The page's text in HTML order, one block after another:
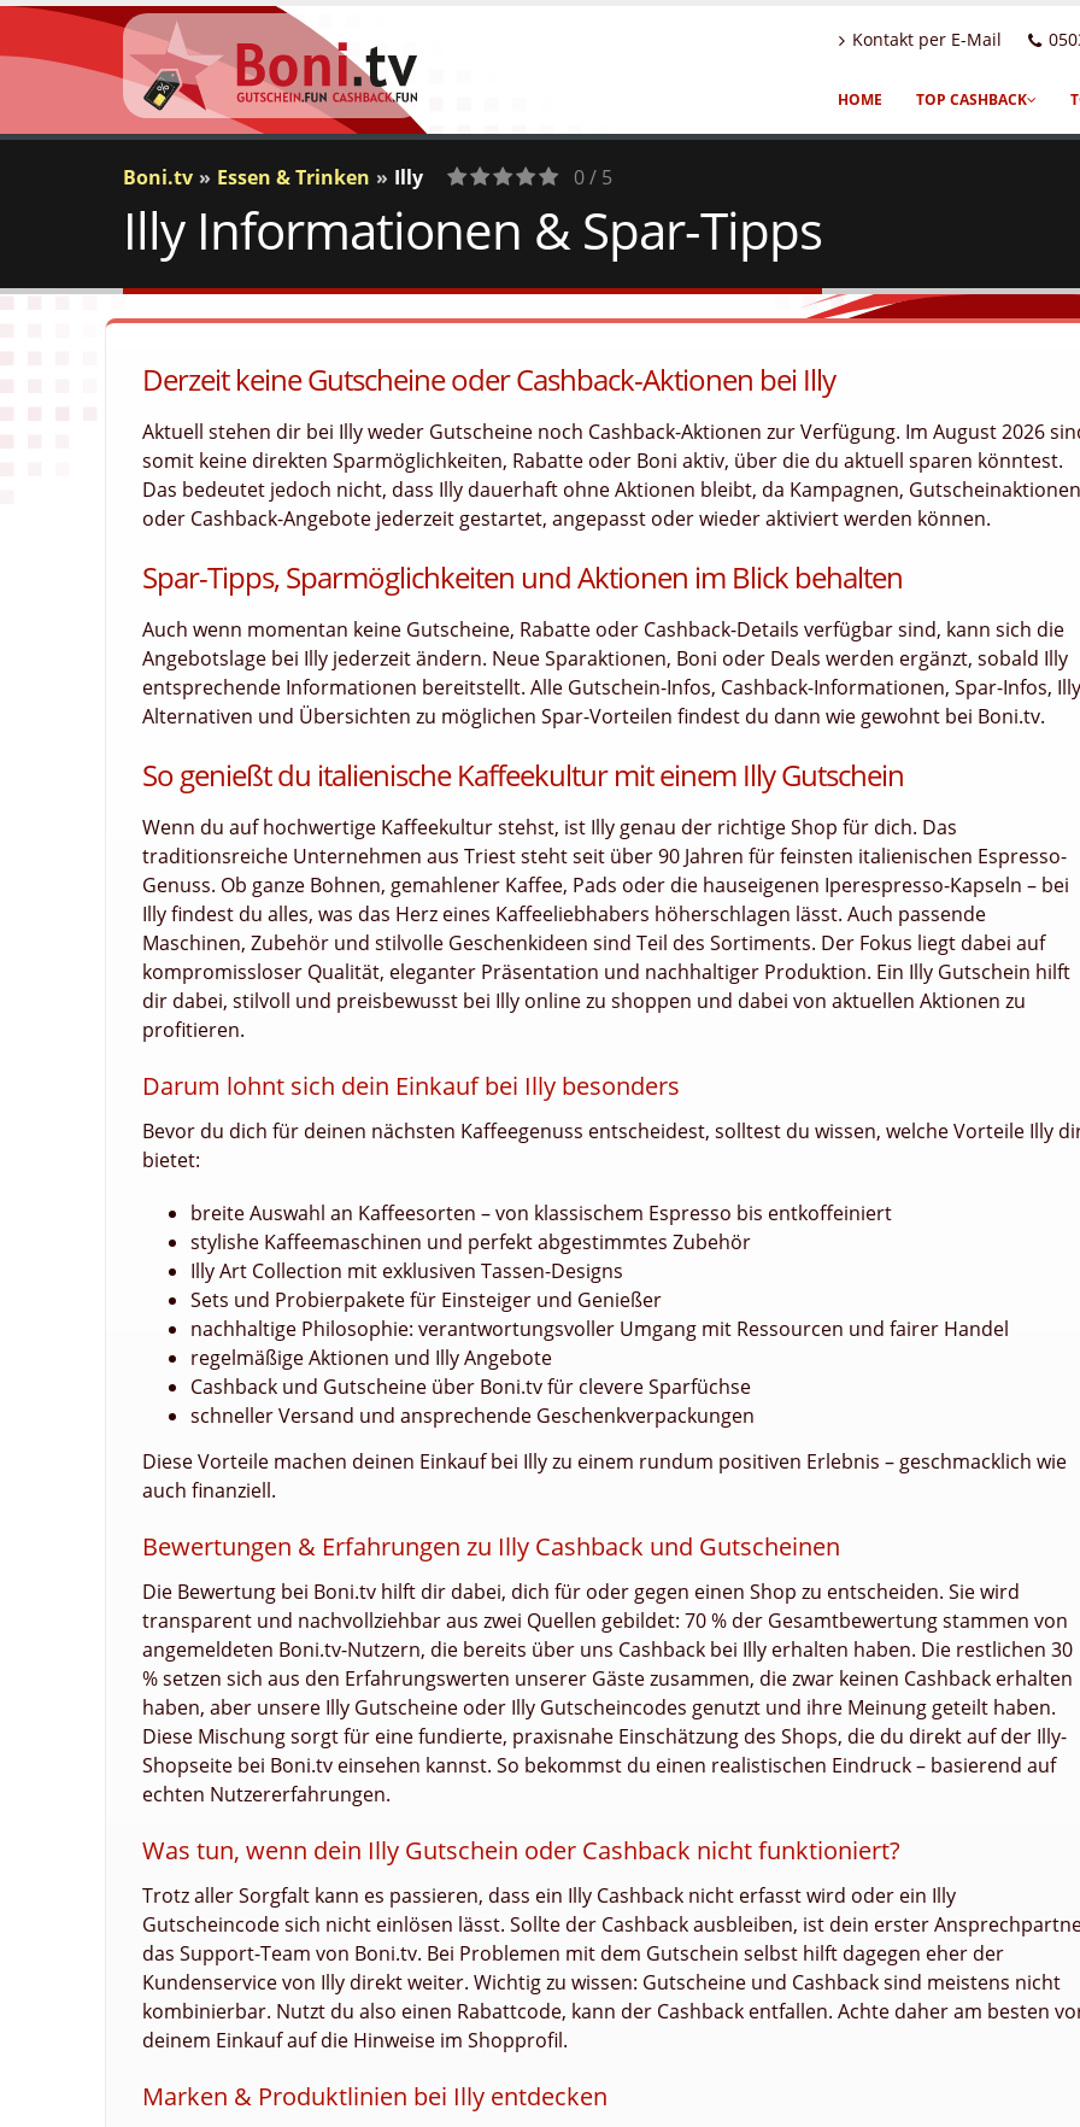
Kontakt per E-Mail
HOME TOP CASHBACK
Boni.tv Essen & Trinken Illy 0 / 5
Illy Informationen & Spar-Tipps
Derzeit keine Gutscheine oder Cashback-Aktionen bei Illy
Aktuell stehen dir bei Illy weder Gutscheine noch Cashback-Aktionen zur Verfügung. Im August 2026
somit keine direkten Sparmöglichkeiten, Rabatte oder Boni aktiv, über die du aktuell sparen könntest.
Das bedeutet jedoch nicht, dass Illy dauerhaft ohne Aktionen bleibt, da Kampagnen, Gutscheinaktionen
oder Cashback-Angebote jederzeit gestartet, angepasst oder wieder aktiviert werden können.
Spar-Tipps, Sparmöglichkeiten und Aktionen im Blick behalten
Auch wenn momentan keine Gutscheine, Rabatte oder Cashback-Details verfügbar sind, kann sich die
Angebotslage bei Illy jederzeit ändern. Neue Sparaktionen, Boni oder Deals werden ergänzt, sobald Illy
entsprechende Informationen bereitstellt. Alle Gutschein-Infos, Cashback-Informationen, Spar-Infos, Illy
Alternativen und Übersichten zu möglichen Spar-Vorteilen findest du dann wie gewohnt bei Boni.tv.
So genießt du italienische Kaffeekultur mit einem Illy Gutschein
Wenn du auf hochwertige Kaffeekultur stehst, ist Illy genau der richtige Shop für dich. Das
traditionsreiche Unternehmen aus Triest steht seit über 90 Jahren für feinsten italienischen Espresso-
Genuss. Ob ganze Bohnen, gemahlener Kaffee, Pads oder die hauseigenen Iperespresso-Kapseln – bei
Illy findest du alles, was das Herz eines Kaffeeliebhabers höherschlagen lässt. Auch passende
Maschinen, Zubehör und stilvolle Geschenkideen sind Teil des Sortiments. Der Fokus liegt dabei auf
kompromissloser Qualität, eleganter Präsentation und nachhaltiger Produktion. Ein Illy Gutschein hilft
dir dabei, stilvoll und preisbewusst bei Illy online zu shoppen und dabei von aktuellen Aktionen zu
profitieren.
Darum lohnt sich dein Einkauf bei Illy besonders
Bevor du dich für deinen nächsten Kaffeegenuss entscheidest, solltest du wissen, welche Vorteile Illy
bietet:
breite Auswahl an Kaffeesorten – von klassischem Espresso bis entkoffeiniert
stylishe Kaffeemaschinen und perfekt abgestimmtes Zubehör
Illy Art Collection mit exklusiven Tassen-Designs
Sets und Probierpakete für Einsteiger und Genießer
nachhaltige Philosophie: verantwortungsvoller Umgang mit Ressourcen und fairer Handel
regelmäßige Aktionen und Illy Angebote
Cashback und Gutscheine über Boni.tv für clevere Sparfüchse
schneller Versand und ansprechende Geschenkverpackungen
Diese Vorteile machen deinen Einkauf bei Illy zu einem rundum positiven Erlebnis – geschmacklich wie
auch finanziell.
Bewertungen & Erfahrungen zu Illy Cashback und Gutscheinen
Die Bewertung bei Boni.tv hilft dir dabei, dich für oder gegen einen Shop zu entscheiden. Sie wird
transparent und nachvollziehbar aus zwei Quellen gebildet: 70 % der Gesamtbewertung stammen von
angemeldeten Boni.tv-Nutzern, die bereits über uns Cashback bei Illy erhalten haben. Die restlichen 30
% setzen sich aus den Erfahrungswerten unserer Gäste zusammen, die zwar keinen Cashback erhalten
haben, aber unsere Illy Gutscheine oder Illy Gutscheincodes genutzt und ihre Meinung geteilt haben.
Diese Mischung sorgt für eine fundierte, praxisnahe Einschätzung des Shops, die du direkt auf der Illy-
Shopseite bei Boni.tv einsehen kannst. So bekommst du einen realistischen Eindruck – basierend auf
echten Nutzererfahrungen.
Was tun, wenn dein Illy Gutschein oder Cashback nicht funktioniert?
Trotz aller Sorgfalt kann es passieren, dass ein Illy Cashback nicht erfasst wird oder ein Illy
Gutscheincode sich nicht einlösen lässt. Sollte der Cashback ausbleiben, ist dein erster
das Support-Team von Boni.tv. Bei Problemen mit dem Gutschein selbst hilft dagegen eher der
Kundenservice von Illy direkt weiter. Wichtig zu wissen: Gutscheine und Cashback sind meistens nicht
kombinierbar. Nutzt du also einen Rabattcode, kann der Cashback entfallen. Achte daher am besten
deinem Einkauf auf die Hinweise im Shopprofil.
Marken & Produktlinien bei Illy entdecken